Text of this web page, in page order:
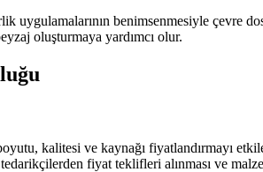
uygulamalarının benimsenmesiyle çevre
oluşturmaya yardımcı olur.
kalitesi ve kaynağı fiyatlandırmayı
fiyat teklifleri alınması ve